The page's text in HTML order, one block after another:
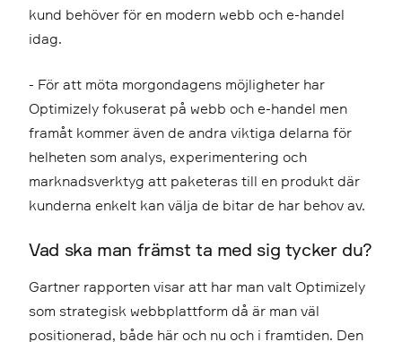
kund behöver för en modern webb och e-handel
idag.
- För att möta morgondagens möjligheter har
Optimizely fokuserat på webb och e-handel men
framåt kommer även de andra viktiga delarna för
helheten som analys, experimentering och
marknadsverktyg att paketeras till en produkt där
kunderna enkelt kan välja de bitar de har behov av.
Vad ska man främst ta med sig tycker du?
Gartner rapporten visar att har man valt Optimizely
som strategisk webbplattform då är man väl
positionerad, både här och nu och i framtiden. Den